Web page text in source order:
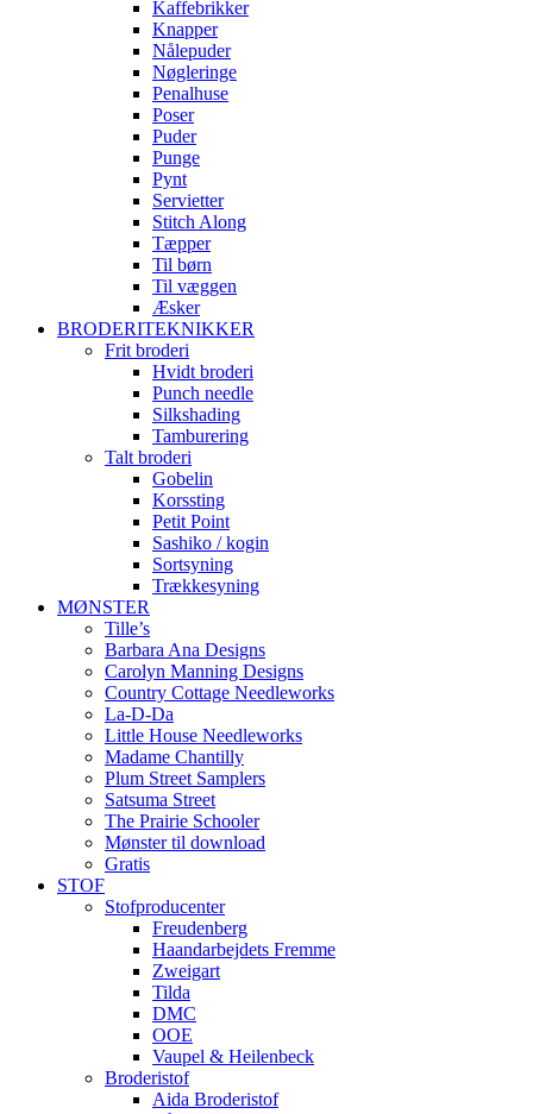
Kaffebrikker
Knapper
Nålepuder
Nøgleringe
Penalhuse
Poser
Puder
Punge
Pynt
Servietter
Stitch Along
Tæpper
Til børn
Til væggen
Æsker
BRODERITEKNIKKER
Frit broderi
Hvidt broderi
Punch needle
Silkshading
Tamburering
Talt broderi
Gobelin
Korssting
Petit Point
Sashiko / kogin
Sortsyning
Trækkesyning
MØNSTER
Tille’s
Barbara Ana Designs
Carolyn Manning Designs
Country Cottage Needleworks
La-D-Da
Little House Needleworks
Madame Chantilly
Plum Street Samplers
Satsuma Street
The Prairie Schooler
Mønster til download
Gratis
STOF
Stofproducenter
Freudenberg
Haandarbejdets Fremme
Zweigart
Tilda
DMC
OOE
Vaupel & Heilenbeck
Broderistof
Aida Broderistof